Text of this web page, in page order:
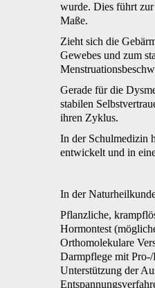
wurde. Dies führt zur
Maße.
Zieht sich die
Gewebes und zum
Gerade für die
stabilen
ihren Zyklus.
In der Schulmedizin
entwickelt und in
In der
Pflanzliche,
Hormontest
Orthomolekulare
Darmpflege mit Pro-/
Unterstützung der